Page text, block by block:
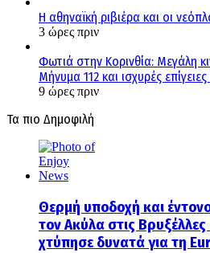
Η αθηναϊκή ριβιέρα και οι
3 ώρες πριν
Φωτιά στην Κορινθία: Μεγάλη
Μήνυμα 112 και ισχυρές
9 ώρες πριν
Τα πιο Δημοφιλή
Θερμή υποδοχή και
τον Ακύλα στις
χτύπησε δυνατά για τη